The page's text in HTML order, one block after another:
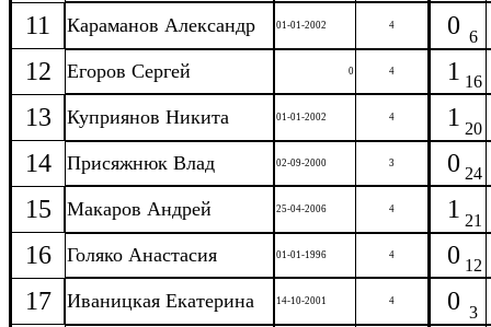
11 Караманов Александр 01-01-2002 4 0 6
12 Егоров Сергей 0 4 1 16
13 Куприянов Никита 01-01-2002 4 1 20
14 Присяжнюк Влад 02-09-2000 3 0 24
15 Макаров Андрей 25-04-2006 4 1 21
16 Голяко Анастасия 01-01-1996 4 0 12
17 Иваницкая Екатерина 14-10-2001 4 0 3